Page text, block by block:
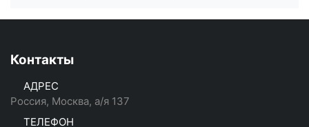
Контакты
АДРЕС
Россия, Москва, а/я 137
ТЕЛЕФОН